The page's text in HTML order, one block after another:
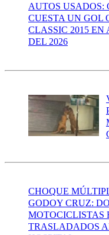
AUTOS USADOS:
CUESTA UN GOL
CLASSIC 2015 EN
DEL 2026
CHOQUE
GODOY CRUZ:
MOTOCICLISTAS
TRASLADADOS